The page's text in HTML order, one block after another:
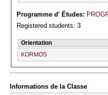
Programme d' Études:
Registered students: 3
Orientation
KORMOS
Informations de la Classe